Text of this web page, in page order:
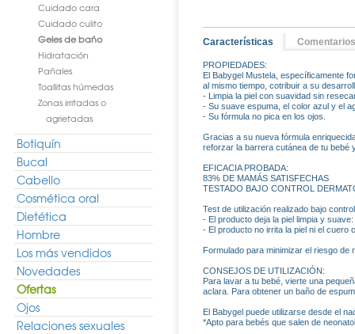
Cuidado cara
Cuidado culito
Geles de baño
Hidratación
Pañales
Toallitas húmedas
Zonas irritadas o
agrietadas
Botiquín
Bucal
Cabello
Cosmética oral
Dietética
Hombre
Los más vendidos
Novedades
Ofertas
Ojos
Relaciones sexuales
Características Comentarios
PROPIEDADES:
El Babygel Mustela, específicamente
al mismo tiempo, cotribuir a su
- Limpia la piel con suavidad sin
- Su suave espuma, el color azul y el
- Su fórmula no pica en los ojos.
Gracias a su nueva fórmula
reforzar la barrera cutánea de tu bebé
EFICACIA PROBADA:
83% DE MAMÁS SATISFECHAS
TESTADO BAJO CONTROL
Test de utilización realizado bajo
- El producto deja la piel limpia y
- El producto no irrita la piel ni el cuero
Formulado para minimizar el riesgo de
CONSEJOS DE UTILIZACIÓN:
Para lavar a tu bebé, vierte una
aclara. Para obtener un baño de
El Babygel puede utilizarse desde el
*Apto para bebés que salen de